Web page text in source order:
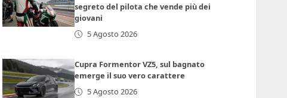
segreto del pilota che vende più dei
giovani
5 Agosto 2026
Cupra Formentor VZ5, sul bagnato
emerge il suo vero carattere
5 Agosto 2026